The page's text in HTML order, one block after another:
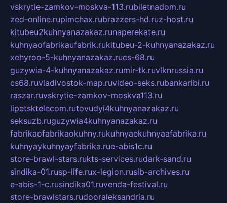
vskrytie-zamkov-moskva-113.rubiletnadom.ru
zed-online.rupimchax.rubrazzers-hd.ruz-host.ru
kitubeu2kuhnyanazakaz.runaperekate.ru
kuhnyaofabrikaufabrik.rukitubeu-2-kuhnyanazakaz.ru
xehyroo-5-kuhnyanazakaz.rucs-68.ru
guzywia-4-kuhnyanazakaz.rumir-tk.ruvlknrussia.ru
cs68.ruvladivostok-map.ruvideo-seks.rubankaribi.ru
raszar.ruvskrytie-zamkov-moskva113.ru
lipetsktelecom.rutovudyi4kuhnyanazakaz.ru
seksuzb.ruguzywia4kuhnyanazakaz.ru
fabrikaofabrikaokuhny.rukuhnyaekuhnyaafabrika.ru
kuhnyaykuhnyayfabrika.rue-abis1c.ru
store-brawl-stars.rukts-services.rudark-sand.ru
sindika-01.rusp-life.rux-legion.rusib-archives.ru
e-abis-1-c.rusindika01.ruvenda-festival.ru
store-brawlstars.rudooraleksandria.ru